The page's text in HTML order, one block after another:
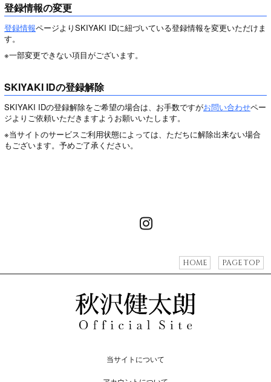
登録情報の変更
登録情報ページよりSKIYAKI IDに紐づいている登録情報を変更いただけま
す。
※一部変更できない項目がございます。
SKIYAKI IDの登録解除
SKIYAKI IDの登録解除をご希望の場合は、お手数ですがお問い合わせペー
ジよりご依頼いただきますようお願いいたします。
※当サイトのサービスご利用状態によっては、ただちに解除出来ない場合
もございます。予めご了承ください。
HOME PAGE TOP
当サイトについて